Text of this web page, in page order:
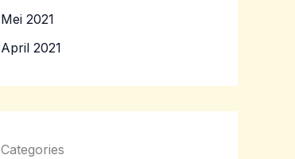
Mei 2021
April 2021
Categories